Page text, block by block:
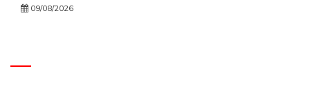
09/08/2026